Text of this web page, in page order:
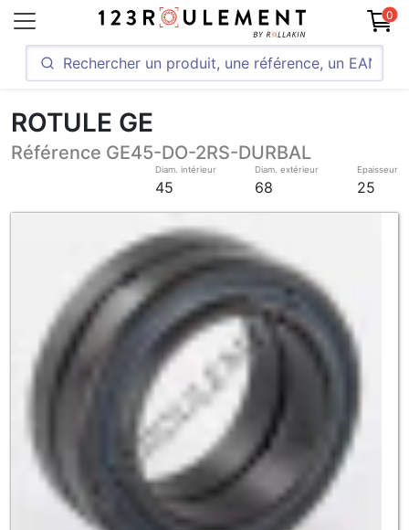
0
ROTULE GE
Référence GE45-DO-2RS-DURBAL
Diam. intérieur
45
Diam. extérieur
68
Epaisseur
25